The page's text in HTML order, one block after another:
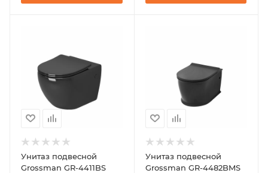
Унитаз подвесной
Grossman GR-4411BS
Унитаз подвесной
Grossman GR-4482BMS